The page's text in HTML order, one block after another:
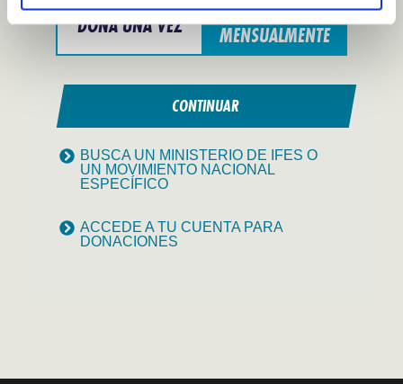
ACCEDE A TU CUENTA PARA
DONACIONES
DONA UNA VEZ DONA
MENSUALMENTE
CONTINUAR
BUSCA UN MINISTERIO DE IFES O
UN MOVIMIENTO NACIONAL
ESPECÍFICO